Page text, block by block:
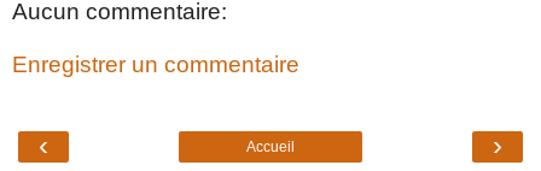
Aucun commentaire:
Enregistrer un commentaire
‹ ›
Accueil